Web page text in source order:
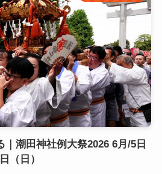
潮田神社例大祭2026 6月/5日
（日）